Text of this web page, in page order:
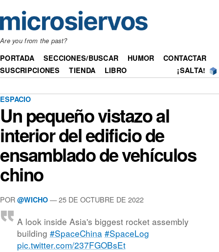
Are you from the past?
PORTADA SECCIONES/BUSCAR HUMOR
CONTACTAR
SUSCRIPCIONES
TIENDA LIBRO ¡SALTA!
ESPACIO
Un pequeño vistazo al
interior del edificio de
ensamblado de vehículos
chino
POR @WICHO — 25 DE OCTUBRE DE 2022
A look inside Asia's biggest rocket assembly
building #SpaceChina #SpaceLog
pic.twitter.com/237FGOBsEt